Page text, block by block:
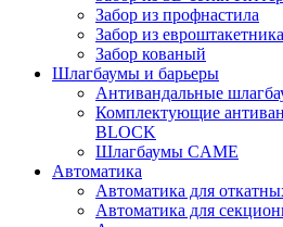
Забор из профнастила
Забор из евроштакетника
Забор кованый
Шлагбаумы и барьеры
Антивандальные
Комплектующие
BLOCK
Шлагбаумы CAME
Автоматика
Автоматика для
Автоматика для